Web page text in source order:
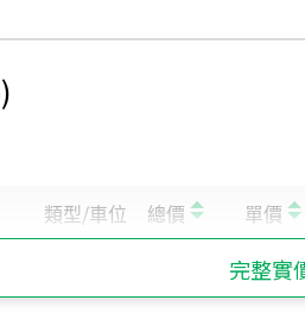
)
完整實